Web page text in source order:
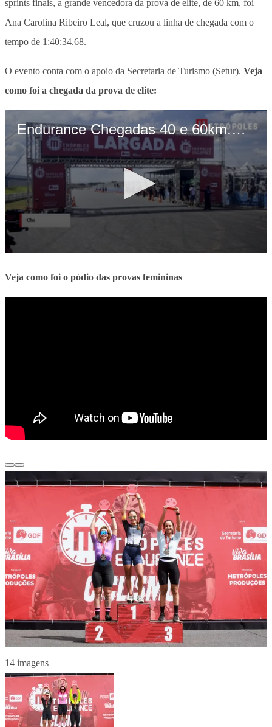
sprints finais, a grande vencedora da prova de elite, de 60 km, foi
Ana Carolina Ribeiro Leal, que cruzou a linha de chegada com o
tempo de 1:40:34.68.
O evento conta com o apoio da Secretaria de Turismo (Setur). Veja
como foi a chegada da prova de elite:
Veja como foi o pódio das provas femininas
14 imagens